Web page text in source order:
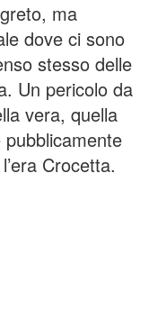
ma
dove ci sono
stesso delle
Un pericolo da
vera, quella
Crocetta.